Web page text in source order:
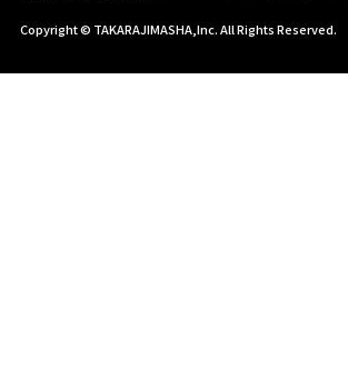
Copyright © TAKARAJIMASHA,Inc. All Rights Reserved.